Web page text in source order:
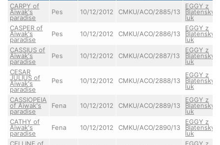
CARPY of
Aiwak's
paradise
Pes 10/12/2012 CMKU/ACO/2885/13
EGGY z
luk
CASPER of
Aiwak's
paradise
Pes 10/12/2012 CMKU/ACO/2886/13
EGGY z
luk
CASSIUS of
Aiwak's
paradise
Pes 10/12/2012 CMKU/ACO/2887/13
EGGY z
luk
CESAR
JULIUS of
Aiwak's
paradise
Pes 10/12/2012 CMKU/ACO/2888/13
EGGY z
luk
CASSIOPEIA
of Aiwak's
paradise
Fena 10/12/2012 CMKU/ACO/2889/13
EGGY z
luk
CATHY of
Aiwak's
paradise
Fena 10/12/2012 CMKU/ACO/2890/13
EGGY z
luk
CELLINE of
EGGY z